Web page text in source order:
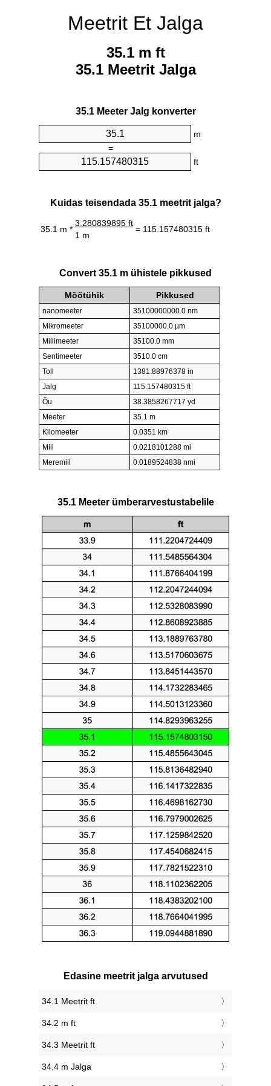
Meetrit Et Jalga
35.1 m ft
35.1 Meetrit Jalga
35.1 Meeter Jalg konverter
m
=
ft
Kuidas teisendada 35.1 meetrit jalga?
35.1 m *
3.280839895 ft
= 115.157480315 ft
1 m
Convert 35.1 m ühistele pikkused
Mõõtühik Pikkused
nanomeeter
35100000000.0 nm
Mikromeeter
35100000.0 µm
Millimeeter
35100.0 mm
Sentimeeter
3510.0 cm
Toll
1381.88976378 in
Jalg
115.157480315 ft
Õu
38.3858267717 yd
Meeter
35.1 m
Kilomeeter
0.0351 km
Miil
0.0218101288 mi
Meremiil
0.0189524838 nmi
35.1 Meeter ümberarvestustabelile
Edasine meetrit jalga arvutused
34.1 Meetrit ft
34.2 m ft
34.3 Meetrit ft
34.4 m Jalga